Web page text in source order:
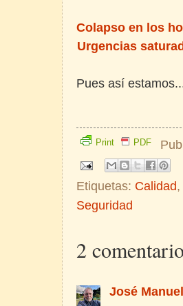
Colapso en los
Urgencias
Pues así
Print PDF
Etiquetas: Calidad,
Seguridad
2
José